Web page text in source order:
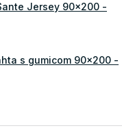
Jersey 90x200 -
s gumicom 90x200 -